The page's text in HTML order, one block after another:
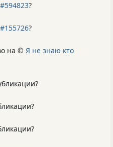
#594823?
#155726?
на © Я не знаю кто